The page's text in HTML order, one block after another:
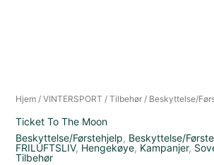
Hjem /VINTERSPORT /Tilbehør / Beskyttelse/
Ticket To The Moon
Beskyttelse/Førstehjelp, Beskyttelse/
FRILUFTSLIV, Hengekøye, Kampanjer,
Tilbehør